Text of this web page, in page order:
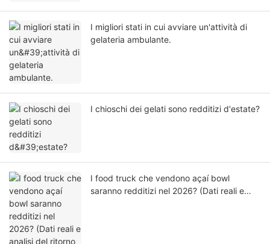
I migliori stati in cui avviare un'attività di
gelateria ambulante.
I chioschi dei gelati sono redditizi d'estate?
I food truck che vendono açaí bowl
saranno redditizi nel 2026? (Dati reali e